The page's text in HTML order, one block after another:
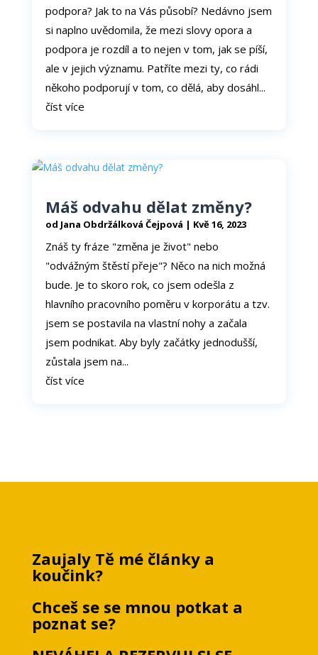
podpora? Jak to na Vás působí? Nedávno jsem
si naplno uvědomila, že mezi slovy opora a
podpora je rozdíl a to nejen v tom, jak se píší,
ale v jejich významu. Patříte mezi ty, co rádi
někoho podporují v tom, co dělá, aby dosáhl...
číst více
Máš odvahu dělat změny?
od Jana Obdržálková Čejpová | Kvě 16, 2023
Znáš ty fráze "změna je život" nebo
"odvážným štěstí přeje"? Něco na nich možná
bude. Je to skoro rok, co jsem odešla z
hlavního pracovního poměru v korporátu a tzv.
jsem se postavila na vlastní nohy a začala
jsem podnikat. Aby byly začátky jednodušší,
zůstala jsem na...
číst více
Zaujaly Tě mé články a
koučink?
Chceš se se mnou potkat a
poznat se?